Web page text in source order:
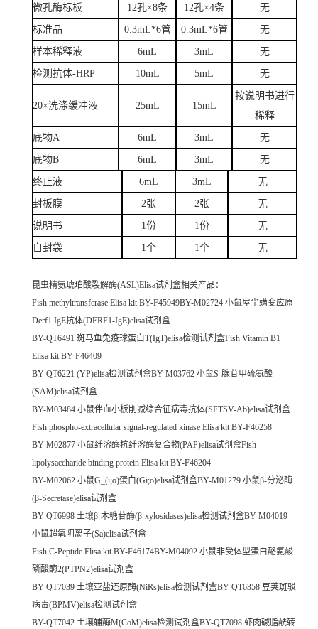
微孔酶标板 12孔×8条 12孔×4条 无
标准品 0.3mL*6管 0.3mL*6管 无
样本稀释液 6mL 3mL 无
检测抗体-HRP 10mL 5mL 无
20×洗涤缓冲液 25mL 15mL
按说明书进行
稀释
底物A 6mL 3mL 无
底物B 6mL 3mL 无
终止液 6mL 3mL 无
封板膜 2张 2张 无
说明书 1份 1份 无
自封袋 1个 1个 无
昆虫精氨琥珀酸裂解酶(ASL)Elisa试剂盒相关产品：
Fish methyltransferase Elisa kit BY-F45949BY-M02724 小鼠屋尘螨变应原
Derf1 IgE抗体(DERF1-IgE)elisa试剂盒
BY-QT6491 斑马鱼免疫球蛋白T(IgT)elisa检测试剂盒Fish Vitamin B1
Elisa kit BY-F46409
BY-QT6221 (YP)elisa检测试剂盒BY-M03762 小鼠S-腺苷甲硫氨酸
(SAM)elisa试剂盒
BY-M03484 小鼠伴血小板削减综合征病毒抗体(SFTSV-Ab)elisa试剂盒
Fish phospho-extracellular signal-regulated kinase Elisa kit BY-F46258
BY-M02877 小鼠纤溶酶抗纤溶酶复合物(PAP)elisa试剂盒Fish
lipolysaccharide binding protein Elisa kit BY-F46204
BY-M02062 小鼠G_(i;o)蛋白(Gi;o)elisa试剂盒BY-M01279 小鼠β-分泌酶
(β-Secretase)elisa试剂盒
BY-QT6998 土壤β-木糖苷酶(β-xylosidases)elisa检测试剂盒BY-M04019
小鼠超氧阴离子(Sa)elisa试剂盒
Fish C-Peptide Elisa kit BY-F46174BY-M04092 小鼠非受体型蛋白酪氨酸
磷酸酶2(PTPN2)elisa试剂盒
BY-QT7039 土壤亚盐还原酶(NiRs)elisa检测试剂盒BY-QT6358 豆荚斑驳
病毒(BPMV)elisa检测试剂盒
BY-QT7042 土壤辅酶M(CoM)elisa检测试剂盒BY-QT7098 虾肉碱脂酰转